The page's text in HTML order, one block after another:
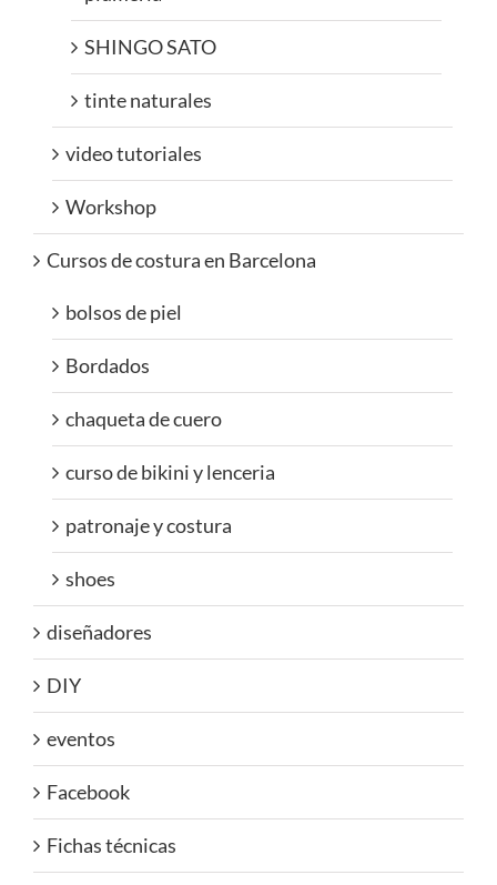
SHINGO SATO
tinte naturales
video tutoriales
Workshop
Cursos de costura en Barcelona
bolsos de piel
Bordados
chaqueta de cuero
curso de bikini y lenceria
patronaje y costura
shoes
diseñadores
DIY
eventos
Facebook
Fichas técnicas